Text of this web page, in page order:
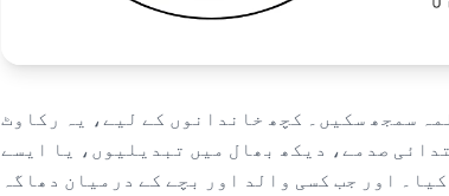
سمجھ سکیں۔ کچھ خاندانوں کے لیے، یہ رکاوٹ
صدمے، دیکھ بھال میں تبدیلیوں، یا ایسے
اور جب کسی والد اور بچے کے درمیان دھاگہ